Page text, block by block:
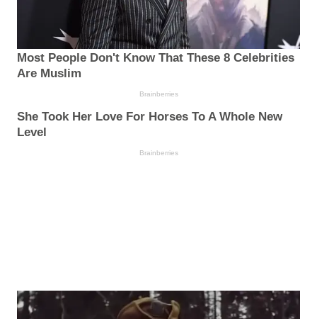
Most People Don't Know That These 8 Celebrities
Are Muslim
Brainberries
She Took Her Love For Horses To A Whole New
Level
Brainberries